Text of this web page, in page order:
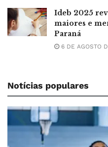
Ideb 2025
maiores e
Paraná
6 DE AGOSTO
Notícias populares